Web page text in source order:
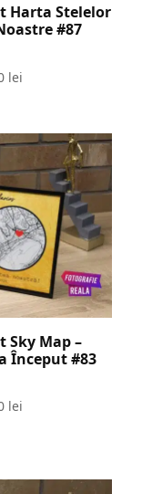
Harta Stelelor
#87
lei
Sky Map –
Început #83
lei